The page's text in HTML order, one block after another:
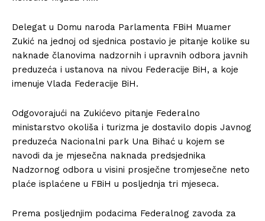
Delegat u Domu naroda Parlamenta FBiH Muamer
Zukić na jednoj od sjednica postavio je pitanje kolike su
naknade članovima nadzornih i upravnih odbora javnih
preduzeća i ustanova na nivou Federacije BiH, a koje
imenuje Vlada Federacije BiH.
Odgovorajući na Zukićevo pitanje Federalno
ministarstvo okoliša i turizma je dostavilo dopis Javnog
preduzeća Nacionalni park Una Bihać u kojem se
navodi da je mjesečna naknada predsjednika
Nadzornog odbora u visini prosječne tromjesečne neto
plaće isplaćene u FBiH u posljednja tri mjeseca.
Prema posljednjim podacima Federalnog zavoda za